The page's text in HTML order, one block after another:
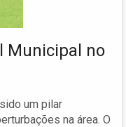
Municipal no
um pilar
na área. O